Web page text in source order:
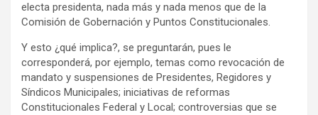
electa presidenta, nada más y nada menos que de la
Comisión de Gobernación y Puntos Constitucionales.
Y esto ¿qué implica?, se preguntarán, pues le
corresponderá, por ejemplo, temas como revocación de
mandato y suspensiones de Presidentes, Regidores y
Síndicos Municipales; iniciativas de reformas
Constitucionales Federal y Local; controversias que se